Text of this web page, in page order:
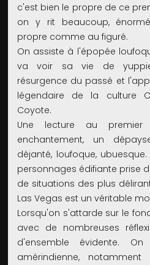
c'est bien le propre de ce
on y rit beaucoup,
propre comme au figuré.
On assiste à l'épopée
va voir sa vie de
résurgence du passé et
légendaire de la culture
Coyote.
Une lecture au
enchantement, un
déjanté, loufoque,
personnages édifiante prise
de situations des plus
Las Vegas est un véritable
Lorsqu'on s'attarde sur le
avec de nombreuses
d'ensemble évidente.
amérindienne,